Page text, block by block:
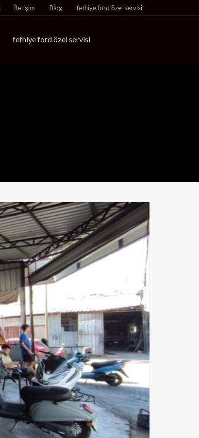
İletişim Blog fethiye ford özel servisi
fethiye ford özel servisi